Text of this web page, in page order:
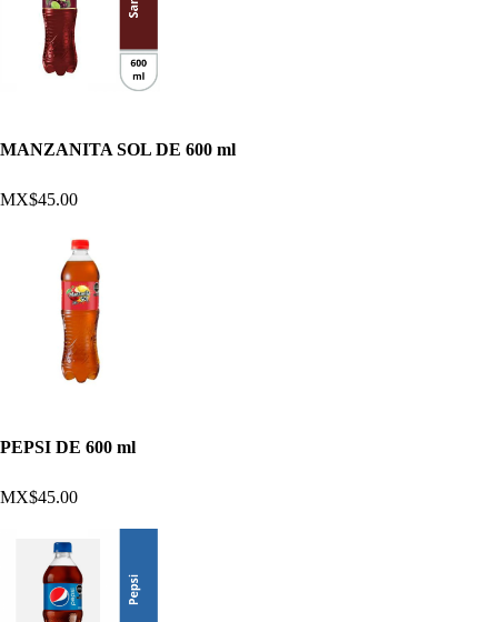
MANZANITA SOL DE 600 ml
MX$45.00
PEPSI DE 600 ml
MX$45.00